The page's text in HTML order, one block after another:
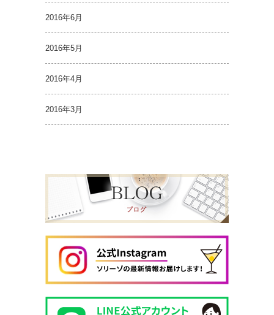
2016年6月
2016年5月
2016年4月
2016年3月